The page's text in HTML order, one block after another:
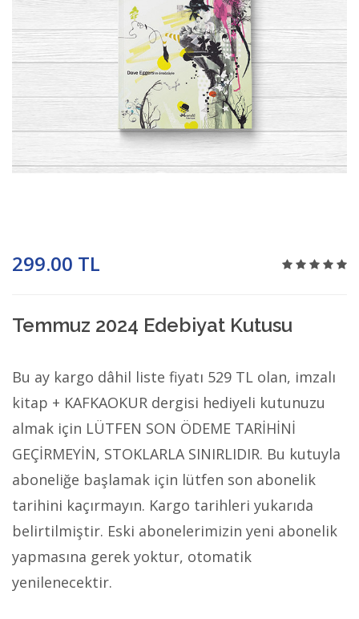
299.00 TL
Temmuz 2024 Edebiyat Kutusu
Bu ay kargo dâhil liste fiyatı 529 TL olan, imzalı
kitap + KAFKAOKUR dergisi hediyeli kutunuzu
almak için LÜTFEN SON ÖDEME TARİHİNİ
GEÇİRMEYİN, STOKLARLA SINIRLIDIR. Bu kutuyla
aboneliğe başlamak için lütfen son abonelik
tarihini kaçırmayın. Kargo tarihleri yukarıda
belirtilmiştir. Eski abonelerimizin yeni abonelik
yapmasına gerek yoktur, otomatik
yenilenecektir.